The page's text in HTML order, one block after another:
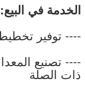
الخدمة في البيع:
---- توفير
---- تصنيع
ذات الصلة